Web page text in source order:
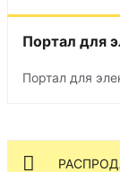
Портал для
Портал для